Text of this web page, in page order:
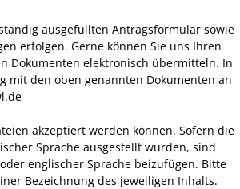
ausgefüllten Antragsformular sowie
erfolgen. Gerne können Sie uns Ihren
Dokumenten elektronisch übermitteln. In
mit den oben genannten Dokumenten an
akzeptiert werden können. Sofern die
Sprache ausgestellt wurden, sind
englischer Sprache beizufügen. Bitte
Bezeichnung des jeweiligen Inhalts.